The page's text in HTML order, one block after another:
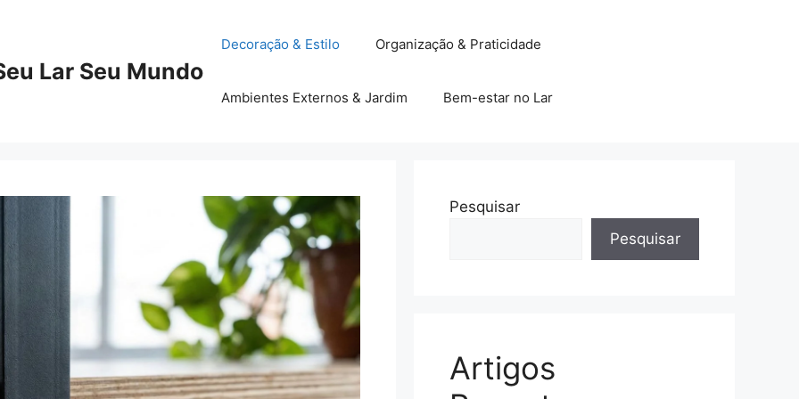
Lar Seu Mundo
Decoração & Estilo Organização & Praticidade
Ambientes Externos & Jardim Bem-estar no Lar
Pesquisar
Pesquisar
Artigos